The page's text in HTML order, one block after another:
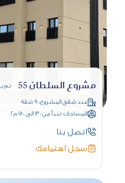
مشروع السلطان 55 تم
عدد شقق المشروع: 9 شقة
المساحات: تبدأ من 130 الى 180 م2
اتصل بنا
سجل اهتمامك